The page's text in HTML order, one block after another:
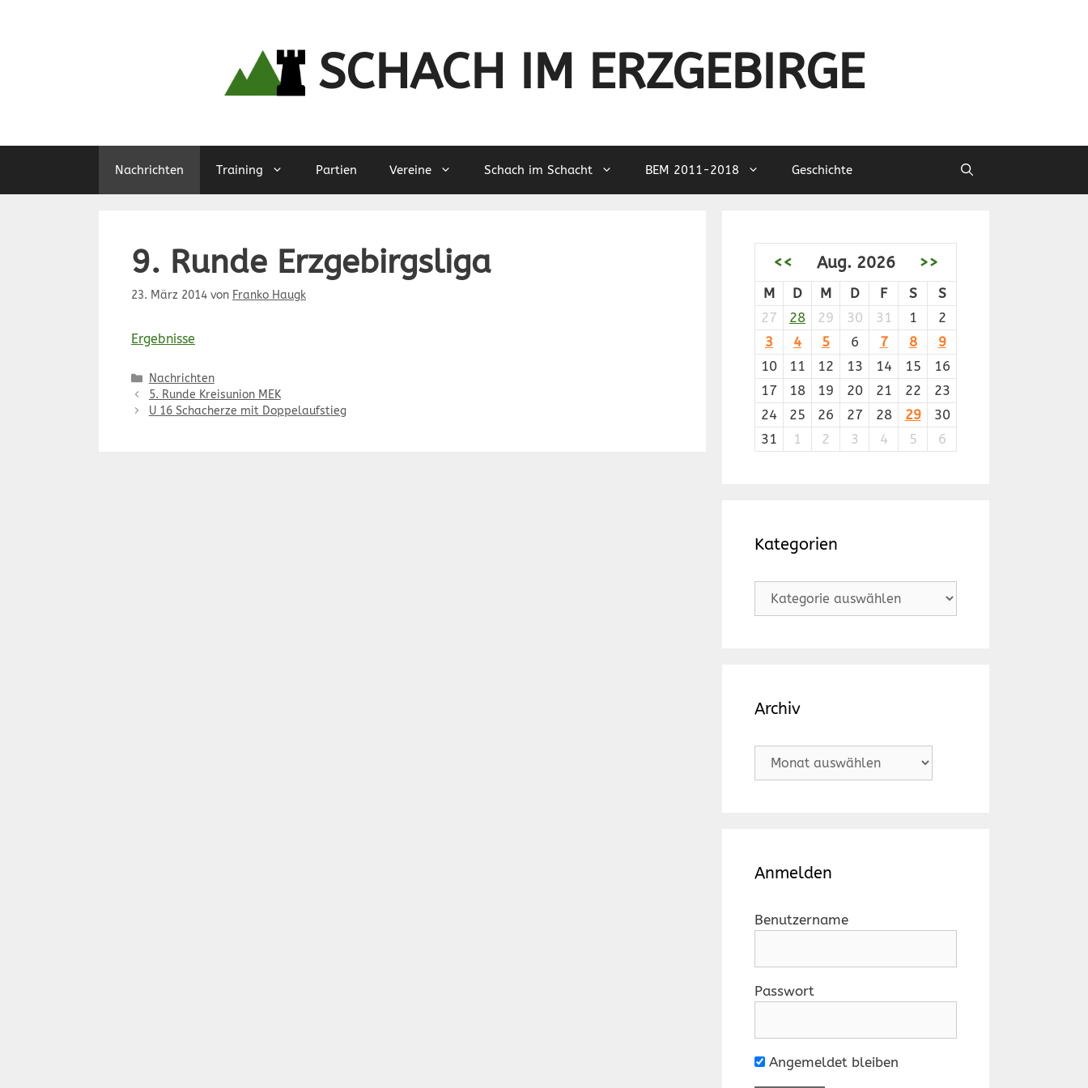
SCHACH IM ERZGEBIRGE
Nachrichten Training Partien Vereine Schach im Schacht BEM 2011-2018 Geschichte
9. Runde Erzgebirgsliga
23. März 2014 von Franko Haugk
Ergebnisse
Kategorien
Nachrichten
5. Runde Kreisunion MEK
U 16 Schacherze mit Doppelaufstieg
<< Aug. 2026 >>
M D M D F S
S
27
28 29 30 31 1
2
3
4 5 6 7 8
9
10
11 12 13 14 15
16
17
18 19 20 21 22
23
24
25 26 27 28 29
30
31
1 2 3 4 5 6
Kategorien
Kategorien
Archiv
Archiv
Anmelden
Benutzername
Passwort
Angemeldet bleiben